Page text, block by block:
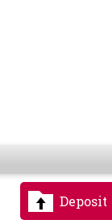
Deposit